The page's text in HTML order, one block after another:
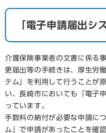
「電子申請届出シ
介護保険事業者の文書に係る
更届出等の手続きは、厚生労
テム」を利用して行うことが
い、長崎市においても「電子
っています。
手数料の納付が必要な申請に
ム」で申請があったことを確